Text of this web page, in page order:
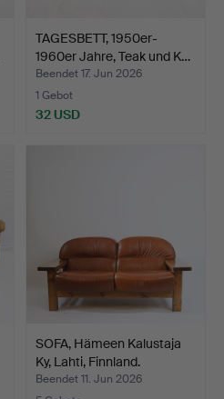
TAGESBETT, 1950er-
1960er Jahre, Teak und K…
Beendet 17. Jun 2026
1 Gebot
32 USD
SOFA, Hämeen Kalustaja
Ky, Lahti, Finnland.
Beendet 11. Jun 2026